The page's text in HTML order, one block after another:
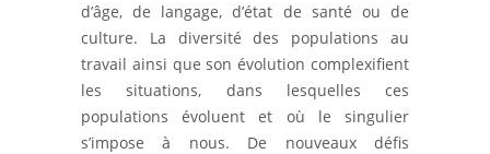
d’âge, de langage, d’état de santé ou de
culture. La diversité des populations au
travail ainsi que son évolution complexifient
les situations, dans lesquelles ces
populations évoluent et où le singulier
s’impose à nous. De nouveaux défis